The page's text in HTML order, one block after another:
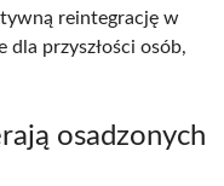
reintegrację w
dla przyszłości osób,
osadzonych